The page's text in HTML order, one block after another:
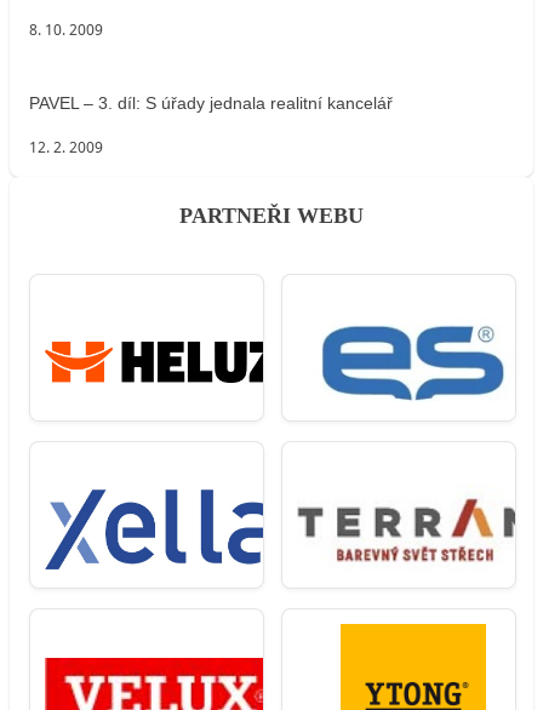
8. 10. 2009
PAVEL – 3. díl: S úřady jednala realitní kancelář
12. 2. 2009
PARTNEŘI WEBU